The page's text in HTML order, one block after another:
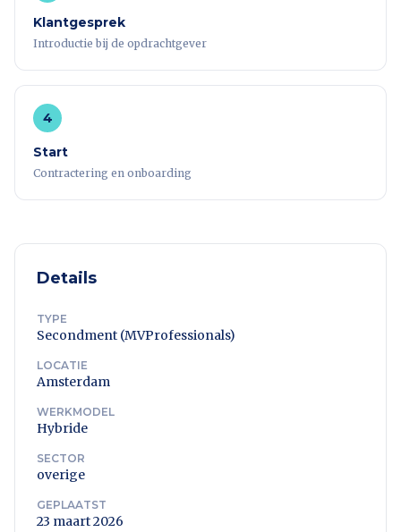
Klantgesprek
Introductie bij de opdrachtgever
4
Start
Contractering en onboarding
Details
TYPE
Secondment (MVProfessionals)
LOCATIE
Amsterdam
WERKMODEL
Hybride
SECTOR
overige
GEPLAATST
23 maart 2026